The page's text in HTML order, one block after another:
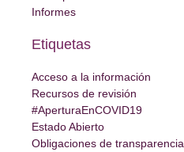
Informes
Etiquetas
Acceso a la información
Recursos de revisión
#AperturaEnCOVID19
Estado Abierto
Obligaciones de transparencia